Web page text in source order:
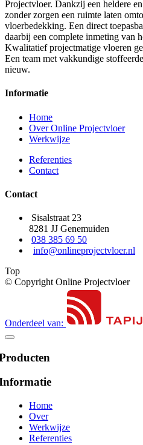
Projectvloer. Dankzij een heldere
zonder zorgen een ruimte laten
vloerbedekking. Een direct
daarbij een complete inmeting van
Kwalitatief projectmatige vloeren
Een team met vakkundige
nieuw.
Informatie
Home
Over Online Projectvloer
Werkwijze
Referenties
Contact
Contact
Sisalstraat 23
8281 JJ Genemuiden
038 385 69 50
info@onlineprojectvloer.nl
Top
© Copyright Online Projectvloer
Onderdeel van:
Home
Over
Werkwijze
Referenties